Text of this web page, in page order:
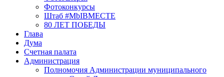
Фотоконкурсы
Штаб #MbIBMECTE
80 ЛЕТ ПОБЕДЫ
Глава
Дума
Счетная палата
Администрация
Полномочия Администрации муниципального